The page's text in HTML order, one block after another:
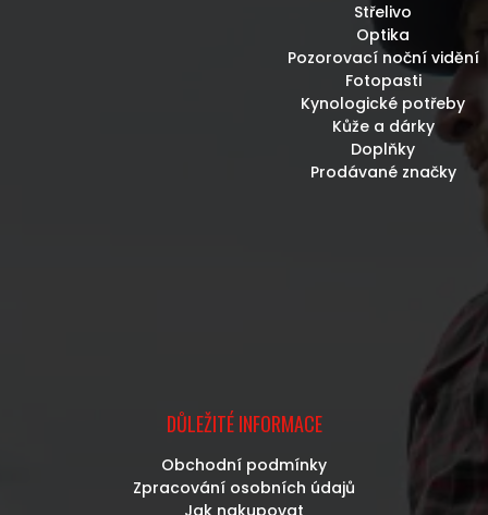
Střelivo
Optika
Pozorovací noční vidění
Fotopasti
Kynologické potřeby
Kůže a dárky
Doplňky
Prodávané značky
DŮLEŽITÉ INFORMACE
Obchodní podmínky
Zpracování osobních údajů
Jak nakupovat